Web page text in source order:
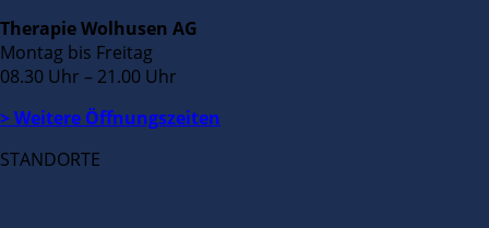
Therapie Wolhusen AG
Montag bis Freitag
08.30 Uhr – 21.00 Uhr
> Weitere Öffnungszeiten
STANDORTE